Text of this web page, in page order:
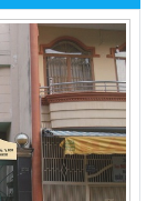
Giang